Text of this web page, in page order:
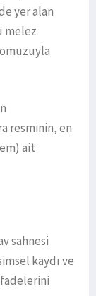
yer alan
melez
resminin, en
ait
sahnesi
kaydı ve